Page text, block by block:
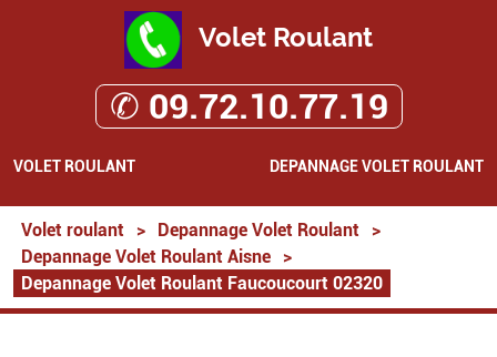
Volet Roulant
✆ 09.72.10.77.19
VOLET ROULANT DEPANNAGE VOLET ROULANT
Volet roulant > Depannage Volet Roulant
>
Depannage Volet Roulant Aisne
>
Depannage Volet Roulant Faucoucourt 02320